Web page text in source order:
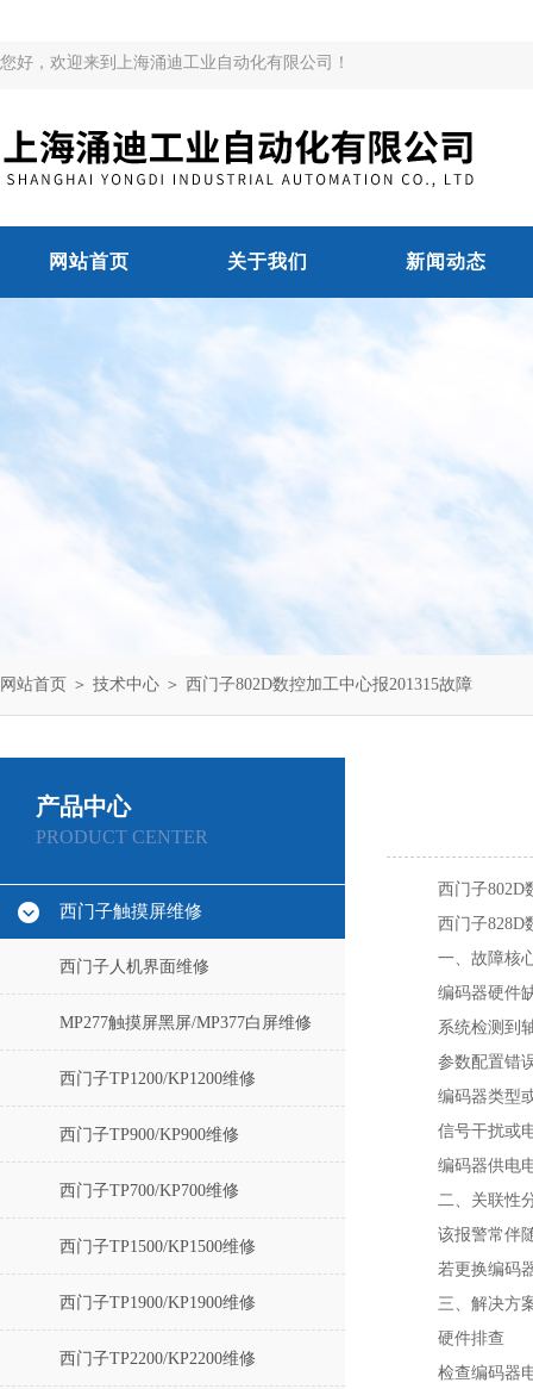
您好，欢迎来到上海涌迪工业自动化有限公司！
网站首页 关于我们 新闻动态
网站首页 ＞ 技术中心 ＞ 西门子802D数控加工中心报201315故障
产品中心
PRODUCT CENTER
西门子触摸屏维修
西门子人机界面维修
MP277触摸屏黑屏/MP377白屏维修
西门子TP1200/KP1200维修
西门子TP900/KP900维修
西门子TP700/KP700维修
西门子TP1500/KP1500维修
西门子TP1900/KP1900维修
西门子TP2200/KP2200维修
西门子802D
西门子828D
一、故障核
编码器硬件
系统检测到
参数配置错
编码器类型
信号干扰或
编码器供电
二、关联性
该报警常伴
若更换编码
三、解决方
硬件排查‌
检查编码器